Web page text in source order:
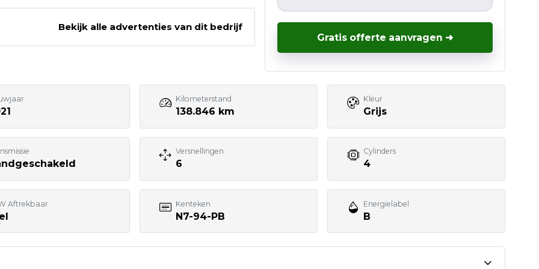
0252 - 532222
Bekijk alle advertenties van dit bedrijf
Gratis offerte aanvragen ➜
Kilometerstand
138.846 km
Kleur
Grijs
Versnellingen
6
Cylinders
4
Aftrekbaar Kenteken
N7-94-PB
Energielabel
B